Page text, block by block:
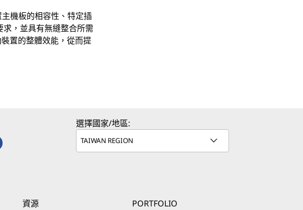
機板的相容性、特定插
，並具有無縫整合所需
置的整體效能，從而提
選擇國家/地區:
資源 PORTFOLIO